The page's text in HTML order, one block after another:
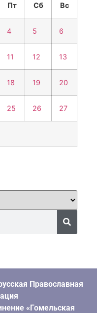
Пт Сб Вс
4 5 6
11 12 13
18 19 20
25 26 27
Православная
«Гомельская